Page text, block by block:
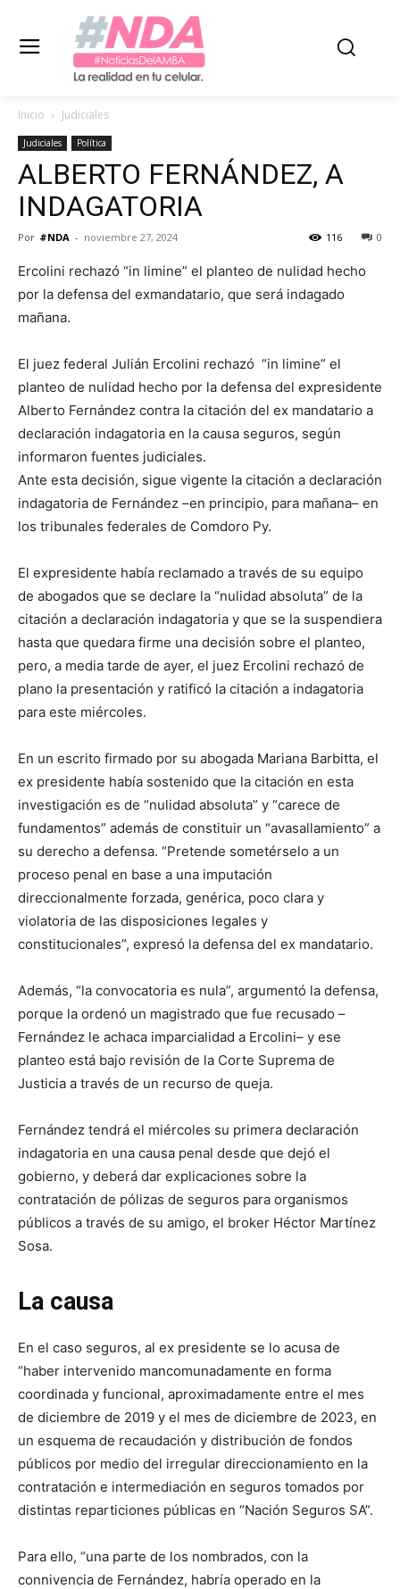
Inicio Judiciales
Judiciales Política
ALBERTO FERNÁNDEZ, A
INDAGATORIA
Por #NDA - noviembre 27, 2024 0
116
Ercolini rechazó “in limine” el planteo de nulidad hecho
por la defensa del exmandatario, que será indagado
mañana.
El juez federal Julián Ercolini rechazó “in limine” el
planteo de nulidad hecho por la defensa del expresidente
Alberto Fernández contra la citación del ex mandatario a
declaración indagatoria en la causa seguros, según
informaron fuentes judiciales.
Ante esta decisión, sigue vigente la citación a declaración
indagatoria de Fernández –en principio, para mañana– en
los tribunales federales de Comdoro Py.
El expresidente había reclamado a través de su equipo
de abogados que se declare la “nulidad absoluta” de la
citación a declaración indagatoria y que se la suspendiera
hasta que quedara firme una decisión sobre el planteo,
pero, a media tarde de ayer, el juez Ercolini rechazó de
plano la presentación y ratificó la citación a indagatoria
para este miércoles.
En un escrito firmado por su abogada Mariana Barbitta, el
ex presidente había sostenido que la citación en esta
investigación es de “nulidad absoluta” y “carece de
fundamentos” además de constituir un “avasallamiento” a
su derecho a defensa. “Pretende sometérselo a un
proceso penal en base a una imputación
direccionalmente forzada, genérica, poco clara y
violatoria de las disposiciones legales y
constitucionales”, expresó la defensa del ex mandatario.
Además, “la convocatoria es nula”, argumentó la defensa,
porque la ordenó un magistrado que fue recusado –
Fernández le achaca imparcialidad a Ercolini– y ese
planteo está bajo revisión de la Corte Suprema de
Justicia a través de un recurso de queja.
Fernández tendrá el miércoles su primera declaración
indagatoria en una causa penal desde que dejó el
gobierno, y deberá dar explicaciones sobre la
contratación de pólizas de seguros para organismos
públicos a través de su amigo, el broker Héctor Martínez
Sosa.
La causa
En el caso seguros, al ex presidente se lo acusa de
“haber intervenido mancomunadamente en forma
coordinada y funcional, aproximadamente entre el mes
de diciembre de 2019 y el mes de diciembre de 2023, en
un esquema de recaudación y distribución de fondos
públicos por medio del irregular direccionamiento en la
contratación e intermediación en seguros tomados por
distintas reparticiones públicas en “Nación Seguros SA”.
Para ello, “una parte de los nombrados, con la
connivencia de Fernández, habría operado en la